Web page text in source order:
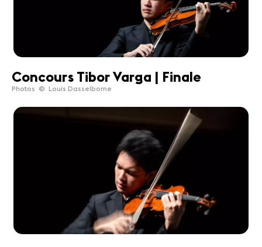
Concours Tibor Varga | Finale
Photos © Louis Dasselborne